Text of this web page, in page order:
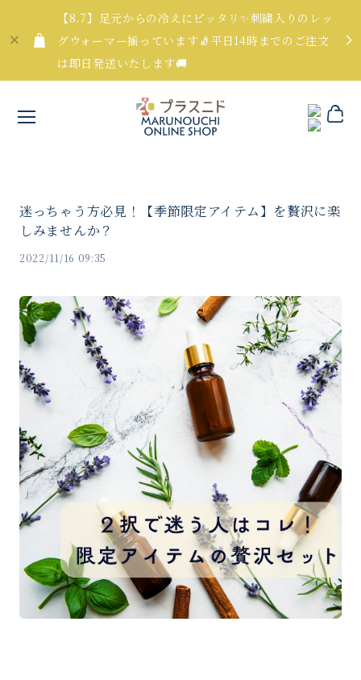
【8.7】足元からの冷えにピッタリ✨刺繍入りのレッ
グウォーマー揃っています🧦平日14時までのご注文
は即日発送いたします🚚
迷っちゃう方必見！【季節限定アイテム】を贅沢に楽
しみませんか？
2022/11/16 09:35